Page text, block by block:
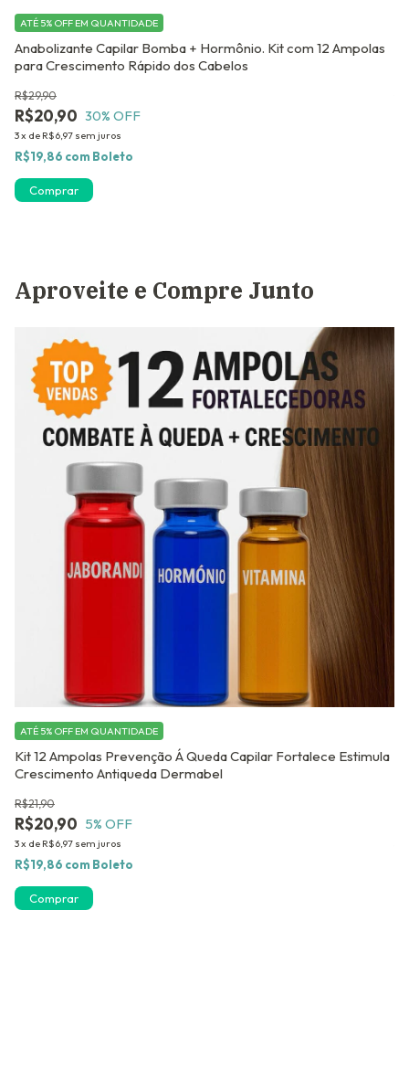
Anabolizante Capilar Bomba + Hormônio. Kit com 12 Ampolas
para Crescimento Rápido dos Cabelos
R$20,90
R$29,90
30% OFF
3x de R$6,97 sem juros
ATÉ 5% OFF EM QUANTIDADE
R$19,86 com Boleto
Aproveite e Compre Junto
Kit 12 Ampolas Prevenção Á Queda Capilar Fortalece Estimula
Crescimento Antiqueda Dermabel
R$20,90
R$21,90
5% OFF
3x de R$6,97 sem juros
ATÉ 5% OFF EM QUANTIDADE
R$19,86 com Boleto